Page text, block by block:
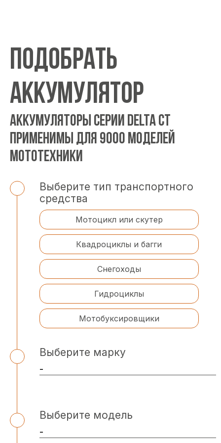
ПОДОБРАТЬ
АККУМУЛЯТОР
АККУМУЛЯТОРЫ СЕРИИ DELTA CT
ПРИМЕНИМЫ ДЛЯ 9000 МОДЕЛЕЙ
МОТОТЕХНИКИ
Выберите тип транспортного
средства
Мотоцикл или скутер
Квадроциклы и багги
Снегоходы
Гидроциклы
Мотобуксировщики
Выберите марку
Выберите модель